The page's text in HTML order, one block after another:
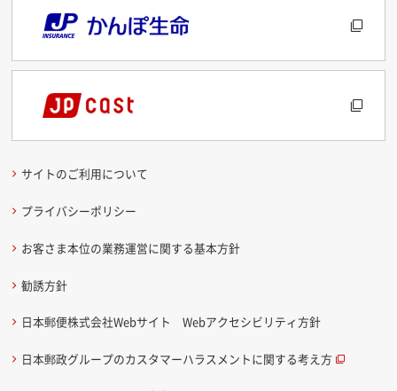
サイトのご利用について
プライバシーポリシー
お客さま本位の業務運営に関する基本方針
勧誘方針
日本郵便株式会社Webサイト Webアクセシビリティ方針
日本郵政グループのカスタマーハラスメントに関する考え方